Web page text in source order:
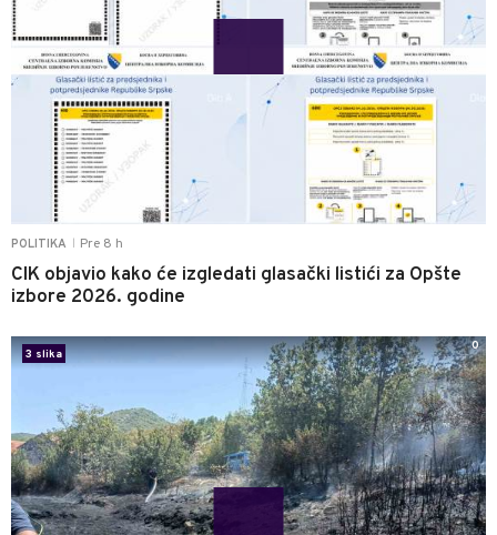
POLITIKA Pre 8 h
CIK objavio kako će izgledati glasački listići za Opšte
izbore 2026. godine
3 slika
0